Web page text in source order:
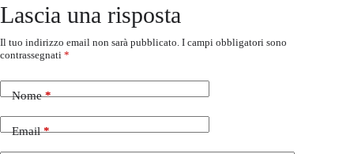
Lascia una risposta
Il tuo indirizzo email non sarà pubblicato. I campi obbligatori sono
contrassegnati *
Nome*
Email*